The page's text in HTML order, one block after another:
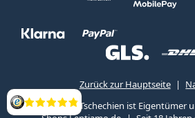
Bewertung
Zurück zur Hauptseite
Lentiamo s.r.o., Tschechien ist Eigentümer